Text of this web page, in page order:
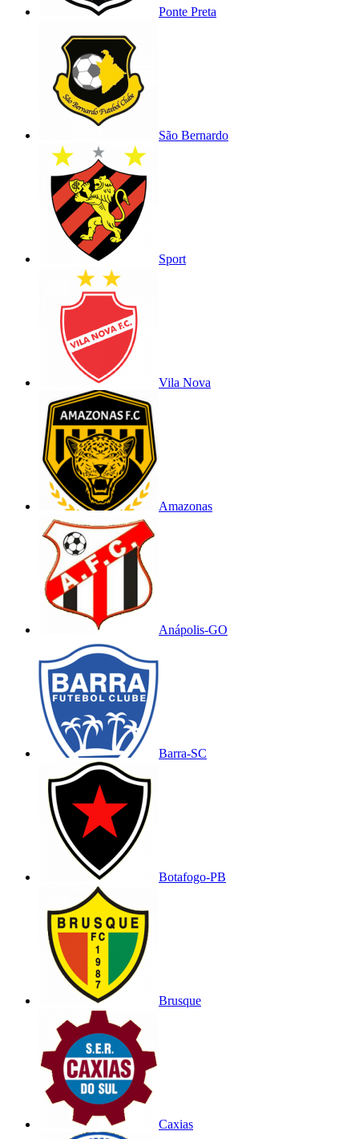
Ponte Preta
São Bernardo
Sport
Vila Nova
Amazonas
Anápolis-GO
Barra-SC
Botafogo-PB
Brusque
Caxias